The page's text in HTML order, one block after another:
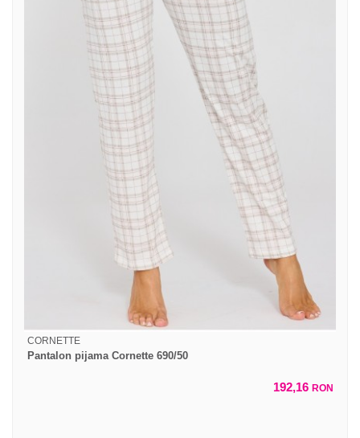
CORNETTE
Pantalon pijama Cornette 690/50
192,16 RON